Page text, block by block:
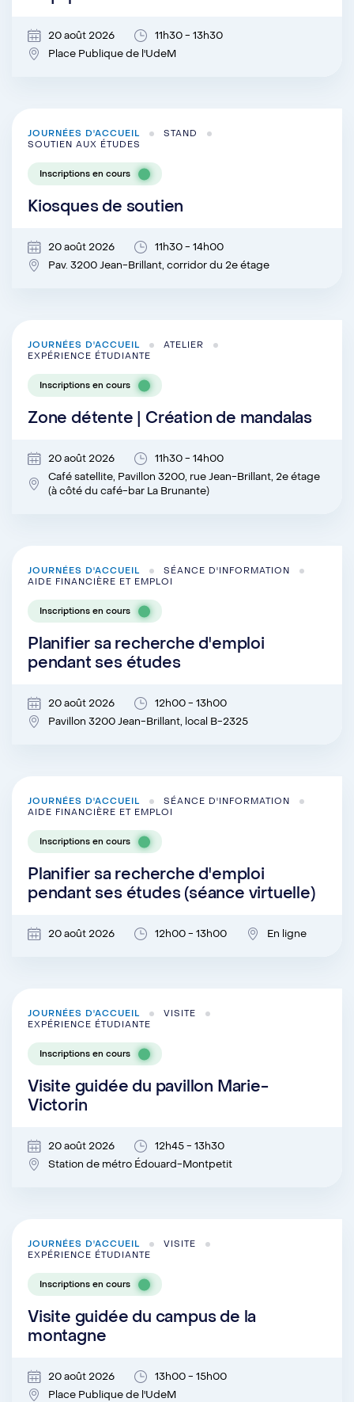
20 août 2026
11h30 - 13h30
Place Publique de l'UdeM
JOURNÉES D'ACCUEIL
STAND
SOUTIEN AUX ÉTUDES
Inscriptions en cours
Kiosques de soutien
20 août 2026
11h30 - 14h00
Pav. 3200 Jean-Brillant, corridor du 2e étage
JOURNÉES D'ACCUEIL
ATELIER
EXPÉRIENCE ÉTUDIANTE
Inscriptions en cours
Zone détente | Création de mandalas
20 août 2026
11h30 - 14h00
Café satellite, Pavillon 3200, rue Jean-Brillant, 2e étage
(à côté du café-bar La Brunante)
JOURNÉES D'ACCUEIL
SÉANCE D'INFORMATION
AIDE FINANCIÈRE ET EMPLOI
Inscriptions en cours
Planifier sa recherche d'emploi
pendant ses études
20 août 2026
12h00 - 13h00
Pavillon 3200 Jean-Brillant, local B-2325
JOURNÉES D'ACCUEIL
SÉANCE D'INFORMATION
AIDE FINANCIÈRE ET EMPLOI
Inscriptions en cours
Planifier sa recherche d'emploi
pendant ses études (séance virtuelle)
20 août 2026 12h00 - 13h00 En ligne
JOURNÉES D'ACCUEIL
VISITE
EXPÉRIENCE ÉTUDIANTE
Inscriptions en cours
Visite guidée du pavillon Marie-
Victorin
20 août 2026
12h45 - 13h30
Station de métro Édouard-Montpetit
JOURNÉES D'ACCUEIL
VISITE
EXPÉRIENCE ÉTUDIANTE
Inscriptions en cours
Visite guidée du campus de la
montagne
20 août 2026
13h00 - 15h00
Place Publique de l'UdeM